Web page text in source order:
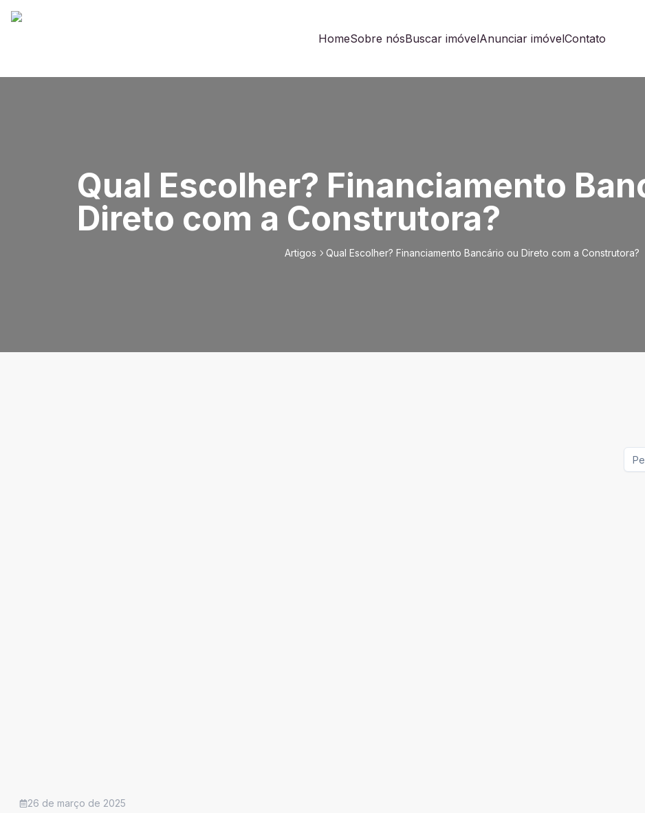
HomeSobre nósBuscar imóvelAnunciar imóvelContato
Qual Escolher? Financiamento
Direto com a Construtora?
Artigos Qual Escolher? Financiamento Bancário ou Direto com a Construtora?
26 de março de 2025